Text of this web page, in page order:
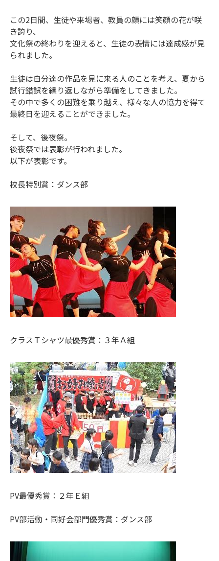
この2日間、生徒や来場者、教員の顔には笑顔の花が咲
き誇り、
文化祭の終わりを迎えると、生徒の表情には達成感が見
られました。
生徒は自分達の作品を見に来る人のことを考え、夏から
試行錯誤を繰り返しながら準備をしてきました。
その中で多くの困難を乗り越え、様々な人の協力を得て
最終日を迎えることができました。
そして、後夜祭。
後夜祭では表彰が行われました。
以下が表彰です。
校長特別賞：ダンス部
クラスＴシャツ最優秀賞：３年Ａ組
PV最優秀賞：２年Ｅ組
PV部活動・同好会部門優秀賞：ダンス部